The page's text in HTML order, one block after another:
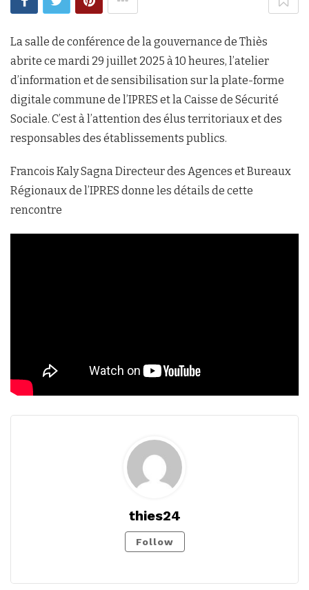
La salle de conférence de la gouvernance de Thiès
abrite ce mardi 29 juillet 2025 à 10 heures, l’atelier
d’information et de sensibilisation sur la plate-forme
digitale commune de l’IPRES et la Caisse de Sécurité
Sociale. C’est à l’attention des élus territoriaux et des
responsables des établissements publics.
Francois Kaly Sagna Directeur des Agences et Bureaux
Régionaux de l’IPRES donne les détails de cette
rencontre
thies24
Follow